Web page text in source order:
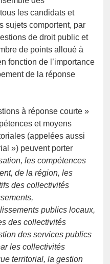
les candidats et
sujets comportent, par
de droit public et
de points alloué à
fonction de l’importance
de la réponse
à réponse courte »
et moyens
(appelées aussi
») peuvent porter
les compétences
de la région, les
des collectivités
publics locaux,
des collectivités
des services publics
les collectivités
territorial, la gestion